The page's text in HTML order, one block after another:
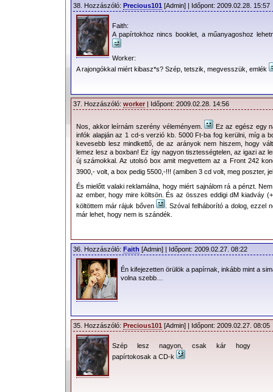
38. Hozzászóló: Precious101 [Admin] | Időpont: 2009.02.28. 15:57
Faith:
A papírtokhoz nincs booklet, a műanyagoshoz
Worker:
A rajongókkal miért kibasz*s? Szép, tetszik, megvesszük, emlék
37. Hozzászóló: worker | Időpont: 2009.02.28. 14:56
Nos, akkor leírnám szerény véleményem.
Ez az egész egy
infók alapján az 1 cd-s verzió kb. 5000 Ft-ba fog kerülni, míg a
kevesebb lesz mindkettő, de az arányok nem hiszem, hogy
lemez lesz a boxban! Ez így nagyon tisztességtelen, az igazi az
új számokkal. Az utolsó box amit megvettem az a Front 242
3900,- volt, a box pedig 5500,-!!! (amiben 3 cd volt, meg poszter,
És mielőtt valaki reklamálna, hogy miért sajnálom rá a pénzt.
az ember, hogy mire költsön. És az összes eddigi dM kiadváy
költöttem már rájuk bőven
. Szóval felháborító a dolog, ezzel
már lehet, hogy nem is szándék.
36. Hozzászóló: Faith [Admin] | Időpont: 2009.02.27. 08:22
Én kifejezetten örülök a papírnak, inkább mint a
volna szebb…
35. Hozzászóló: Precious101 [Admin] | Időpont: 2009.02.27. 08:05
Szép lesz nagyon, csak kár hogy
papírtokosak a CD-k